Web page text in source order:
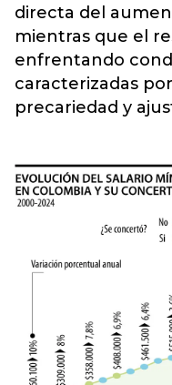
directa del
mientras que el
enfrentando
caracterizadas
precariedad y